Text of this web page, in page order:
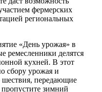
фермерских
региональных
«День урожая» в
ремесленники делятся
кухней. В этот
сбору урожая и
передающие
зимний